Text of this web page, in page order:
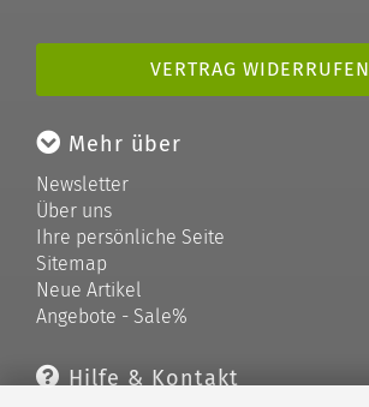
VERTRAG WIDERRUFEN
Mehr über
Newsletter
Über uns
Ihre persönliche Seite
Sitemap
Neue Artikel
Angebote - Sale%
Hilfe & Kontakt